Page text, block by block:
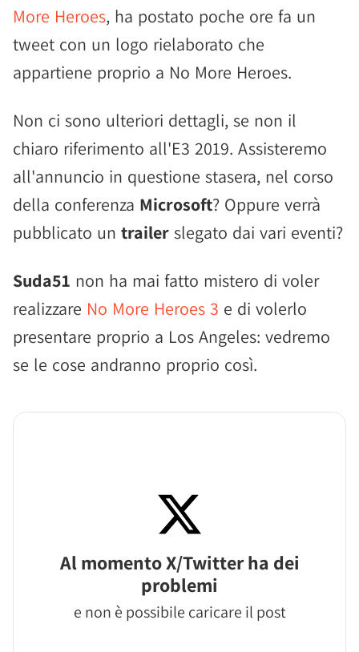
More Heroes, ha postato poche ore fa un
tweet con un logo rielaborato che
appartiene proprio a No More Heroes.
Non ci sono ulteriori dettagli, se non il
chiaro riferimento all'E3 2019. Assisteremo
all'annuncio in questione stasera, nel corso
della conferenza Microsoft? Oppure verrà
pubblicato un trailer slegato dai vari eventi?
Suda51 non ha mai fatto mistero di voler
realizzare No More Heroes 3 e di volerlo
presentare proprio a Los Angeles: vedremo
se le cose andranno proprio così.
Al momento X/Twitter ha dei
problemi
e non è possibile caricare il post